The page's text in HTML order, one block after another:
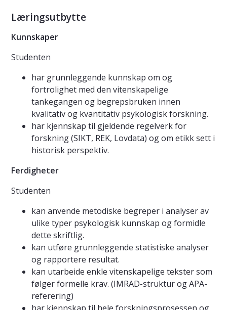
Læringsutbytte
Kunnskaper
Studenten
har grunnleggende kunnskap om og
fortrolighet med den vitenskapelige
tankegangen og begrepsbruken innen
kvalitativ og kvantitativ psykologisk forskning.
har kjennskap til gjeldende regelverk for
forskning (SIKT, REK, Lovdata) og om etikk sett i
historisk perspektiv.
Ferdigheter
Studenten
kan anvende metodiske begreper i analyser av
ulike typer psykologisk kunnskap og formidle
dette skriftlig.
kan utføre grunnleggende statistiske analyser
og rapportere resultat.
kan utarbeide enkle vitenskapelige tekster som
følger formelle krav. (IMRAD-struktur og APA-
referering)